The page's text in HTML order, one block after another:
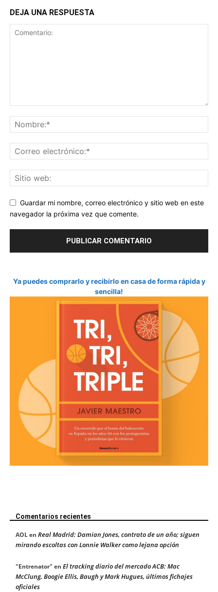
DEJA UNA RESPUESTA
Guardar mi nombre, correo electrónico y sitio web en este
navegador la próxima vez que comente.
Ya puedes comprarlo y recibirlo en casa de forma rápida y
sencilla!
Comentarios recientes
AOLen Real Madrid: Damian Jones, contrato de un año; siguen
mirando escoltas con Lonnie Walker como lejana opción
"Entrenator" en El tracking diario del mercado ACB: Mac
McClung, Boogie Ellis, Baugh y Mark Hugues, últimos fichajes
oficiales